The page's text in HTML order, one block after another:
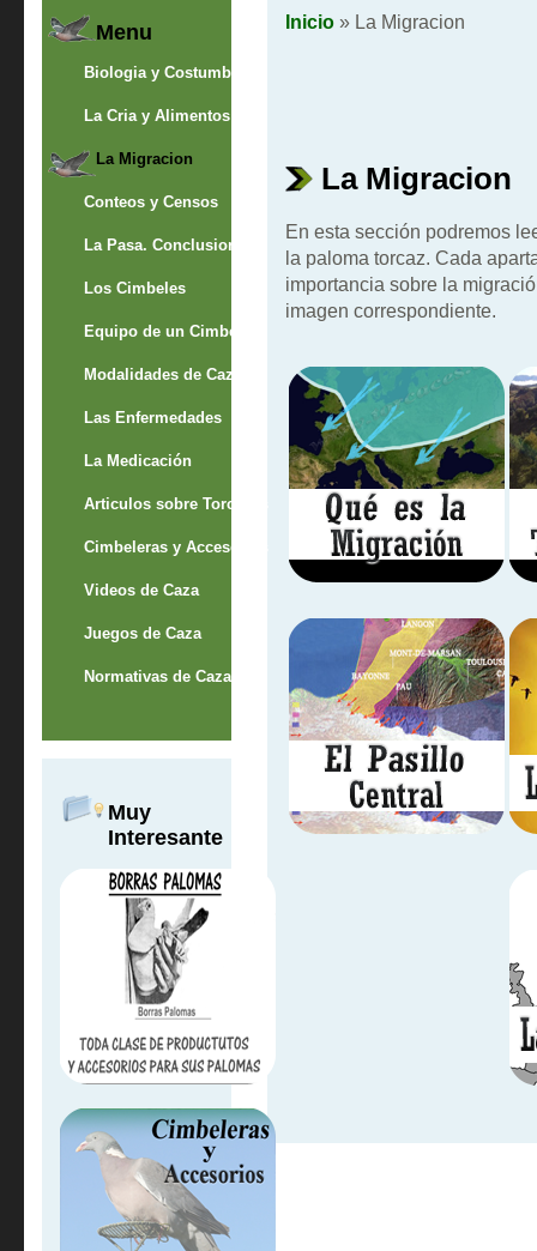
Menu
Biologia y Costumbres
La Cria y Alimentos
La Migracion
Conteos y Censos
La Pasa. Conclusion
Los Cimbeles
Equipo de un Cimbelero
Modalidades de Caza
Las Enfermedades
La Medicación
Articulos sobre Torcaces
Cimbeleras y Accesorios
Videos de Caza
Juegos de Caza
Normativas de Caza
Muy
Interesante
Inicio» La Migracion
La Migracion
En esta sección podremos
la paloma torcaz. Cada
importancia sobre la
imagen correspondiente.